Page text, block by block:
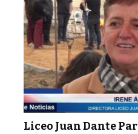
Liceo Juan Dante